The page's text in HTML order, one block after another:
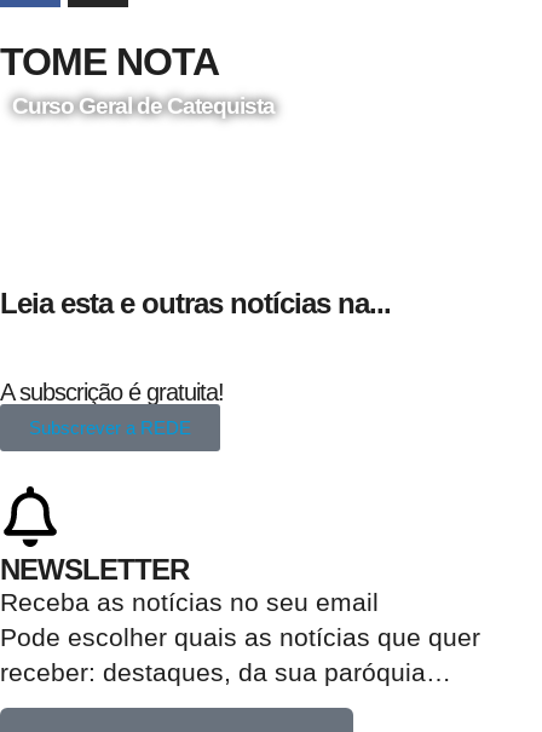
TOME NOTA
Curso Geral de Catequista
Leia esta e outras notícias na...
A subscrição é gratuita!
Subscrever a REDE
NEWSLETTER
Receba as notícias no seu email​
Pode escolher quais as notícias que quer
receber: destaques, da sua paróquia…